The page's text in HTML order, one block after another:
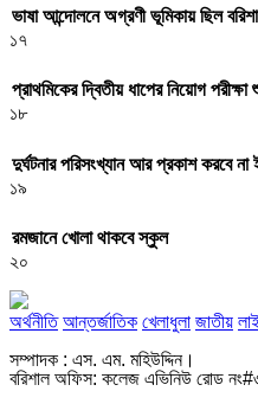
ভাষা আন্দোলনে অগ্রণী ভূমিকায় ছিল
১৭
প্রাথমিকের দ্বিতীয় ধাপের নিয়োগ পরীক্ষা
১৮
দুর্ঘটনার পরিসংখ্যান আর প্রকাশ করবে না
১৯
রমজানে খোলা থাকবে স্কুল
২০
অর্থনীতি আন্তর্জাতিক খেলাধুলা জাতীয়
সম্পাদক : এস. এম. মহিউদ্দিন।
বরিশাল অফিস: কলেজ এভিনিউ রোড